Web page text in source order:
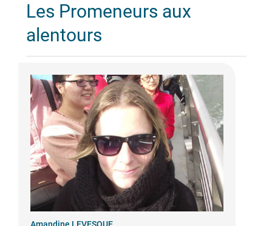
Les Promeneurs aux
alentours